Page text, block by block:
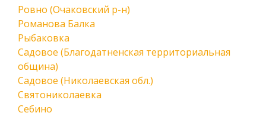
Ровно (Очаковский р-н)
Романова Балка
Рыбаковка
Садовое (Благодатненская территориальная
община)
Садовое (Николаевская обл.)
Святониколаевка
Себино